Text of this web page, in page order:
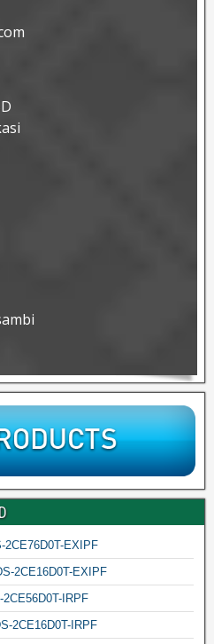
2CE76D0T-EXIPF
2CE16D0T-EXIPF
IRPF
2CE16D0T-IRPF